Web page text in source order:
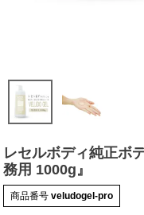
レセルボディ純正ボ
務用 1000g』
商品番号 veludogel-pro